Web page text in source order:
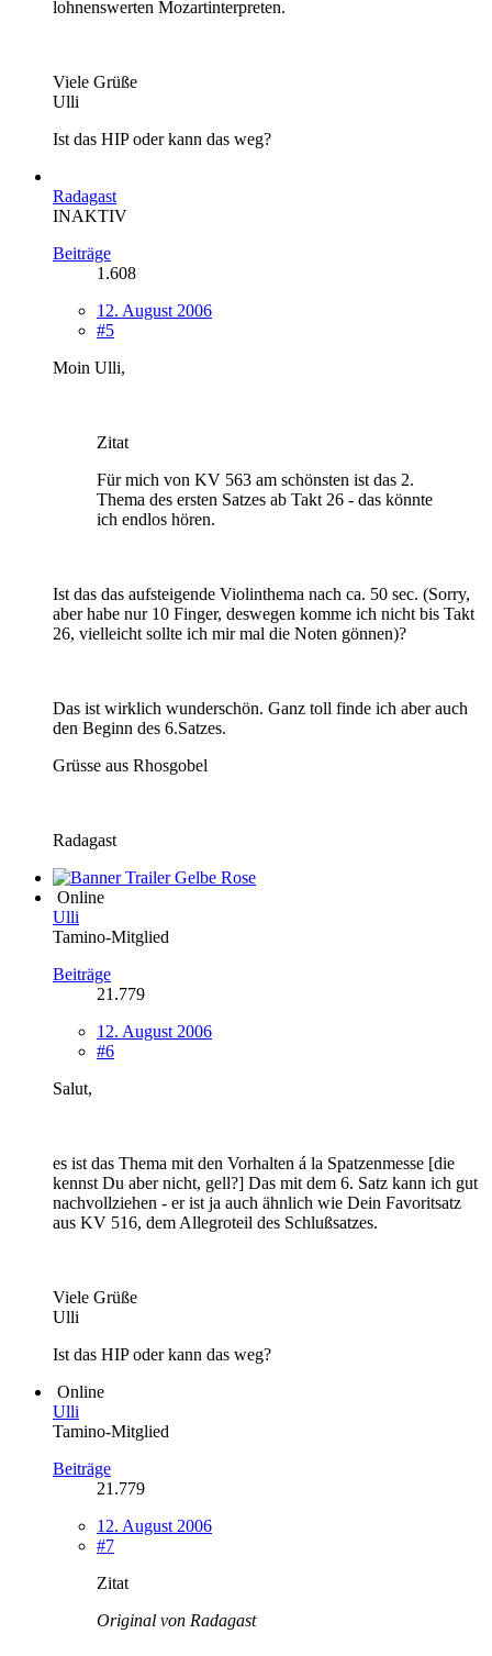
lohnenswerten Mozartinterpreten.
Viele Grüße
Ulli
Ist das HIP oder kann das weg?
Radagast
INAKTIV
Beiträge
1.608
12. August 2006
#5
Moin Ulli,
Zitat
Für mich von KV 563 am schönsten ist das 2.
Thema des ersten Satzes ab Takt 26 - das könnte
ich endlos hören.
Ist das das aufsteigende Violinthema nach ca. 50 sec. (Sorry,
aber habe nur 10 Finger, deswegen komme ich nicht bis Takt
26, vielleicht sollte ich mir mal die Noten gönnen)?
Das ist wirklich wunderschön. Ganz toll finde ich aber auch
den Beginn des 6.Satzes.
Grüsse aus Rhosgobel
Radagast
Online
Ulli
Tamino-Mitglied
Beiträge
21.779
12. August 2006
#6
Salut,
es ist das Thema mit den Vorhalten á la Spatzenmesse [die
kennst Du aber nicht, gell?] Das mit dem 6. Satz kann ich gut
nachvollziehen - er ist ja auch ähnlich wie Dein Favoritsatz
aus KV 516, dem Allegroteil des Schlußsatzes.
Viele Grüße
Ulli
Ist das HIP oder kann das weg?
Online
Ulli
Tamino-Mitglied
Beiträge
21.779
12. August 2006
#7
Zitat
Original von Radagast